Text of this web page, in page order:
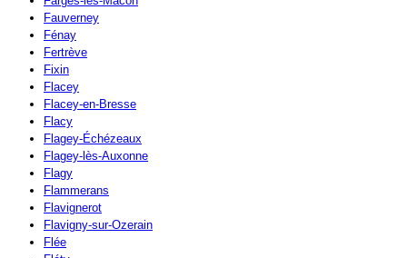
Fauverney
Fénay
Fertrève
Fixin
Flacey
Flacey-en-Bresse
Flacy
Flagey-Échézeaux
Flagey-lès-Auxonne
Flagy
Flammerans
Flavignerot
Flavigny-sur-Ozerain
Flée